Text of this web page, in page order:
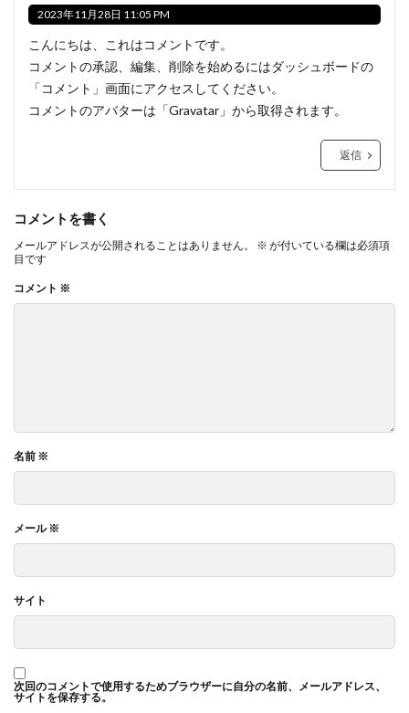
2023年11月28日 11:05 PM
こんにちは、これはコメントです。
コメントの承認、編集、削除を始めるにはダッシュボードの
「コメント」画面にアクセスしてください。
コメントのアバターは「Gravatar 」から取得されます。
返信
コメントを書く
メールアドレスが公開されることはありません。 ※ が付いている欄は必須項
目です
コメント ※
名前 ※
メール※
サイト
次回のコメントで使用するためブラウザーに自分の名前、メールアドレス、
サイトを保存する。